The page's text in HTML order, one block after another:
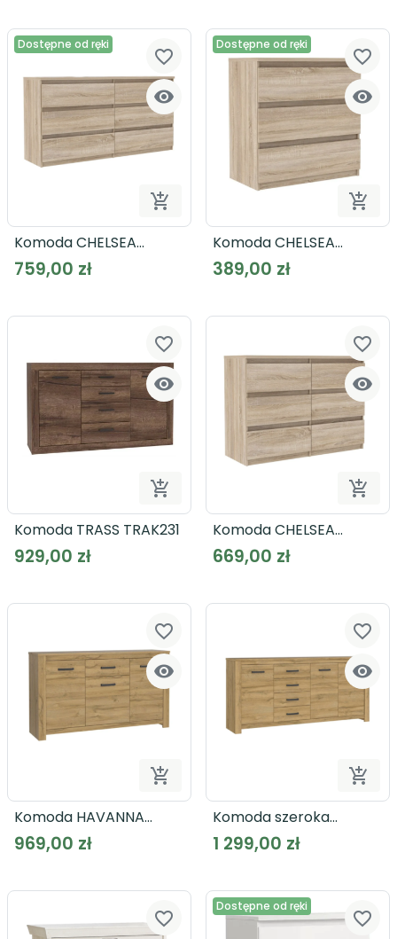
Dostępne od ręki


Dodaj do koszyka
favorite_border
Komoda CHELSEA
CHLK26
759,00 zł
Dostępne od ręki


favorite_border
Komoda CHELSEA
CHLK23
389,00 zł


Dodaj do koszyka
favorite_border
Komoda TRASS TRAK231
929,00 zł


favorite_border
Komoda CHELSEA
CHLK24
669,00 zł


Dodaj do koszyka
favorite_border
Komoda HAVANNA
HVNK232-D67
969,00 zł


favorite_border
Komoda szeroka
HAVANNA HVNK341
1 299,00 zł
favorite_border
Dostępne od ręki
favorite_border